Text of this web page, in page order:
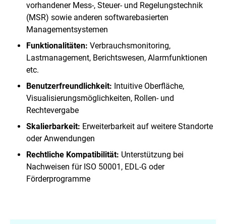
vorhandener Mess-, Steuer- und Regelungstechnik
(MSR) sowie anderen softwarebasierten
Managementsystemen
Funktionalitäten: Verbrauchsmonitoring,
Lastmanagement, Berichtswesen, Alarmfunktionen
etc.
Benutzerfreundlichkeit: Intuitive Oberfläche,
Visualisierungsmöglichkeiten, Rollen- und
Rechtevergabe
Skalierbarkeit: Erweiterbarkeit auf weitere Standorte
oder Anwendungen
Rechtliche Kompatibilität: Unterstützung bei
Nachweisen für ISO 50001, EDL-G oder
Förderprogramme